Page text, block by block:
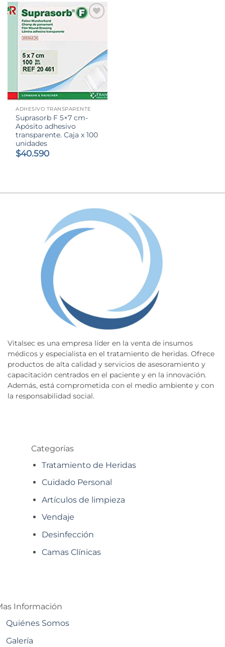
$880.$800.
ADHESIVO TRANSPARENTE
Suprasorb F 5×7 cm-
Apósito adhesivo
transparente. Caja x 100
unidades
$40.590
Vitalsec es una empresa líder en la venta de insumos
médicos y especialista en el tratamiento de heridas. Ofrece
productos de alta calidad y servicios de asesoramiento y
capacitación centrados en el paciente y en la innovación.
Además, está comprometida con el medio ambiente y con
la responsabilidad social.
Categorías
Tratamiento de Heridas
Cuidado Personal
Artículos de limpieza
Vendaje
Desinfección
Camas Clínicas
Información
Quiénes Somos
Galería